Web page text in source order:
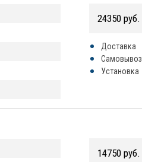
24350 руб.
Доставка
Самовывоз
Установка
14750 руб.